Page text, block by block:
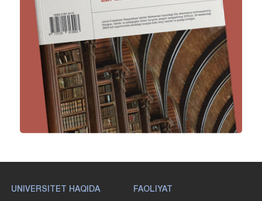
UNIVERSITET HAQIDA FAOLIYAT